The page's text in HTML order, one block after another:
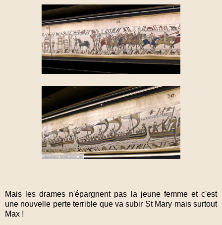
Mais les drames n'épargnent pas la jeune femme et c'est
une nouvelle perte terrible que va subir St Mary mais surtout
Max !